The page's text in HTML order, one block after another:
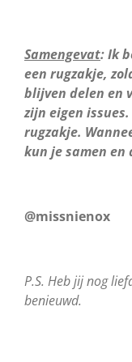
Samengevat: Ik
een rugzakje,
blijven delen en
zijn eigen
rugzakje.
kun je samen
@missnienox
P.S. Heb jij nog
benieuwd.